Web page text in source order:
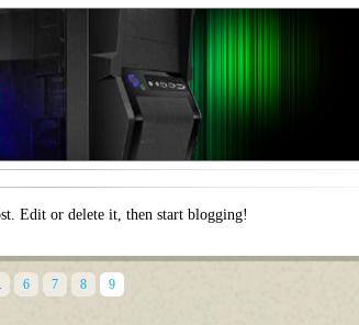
Edit or delete it, then start blogging!
6 7 8 9